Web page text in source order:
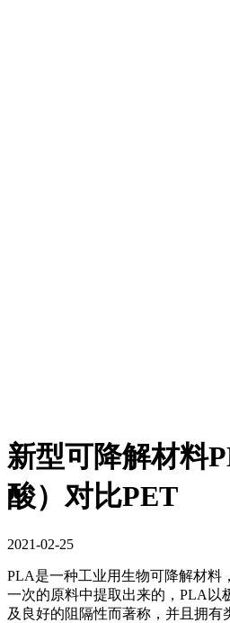
新型可降解材料
酸）对比PET
2021-02-25
PLA是一种工业用生物可降解材料
一次的原料中提取出来的， PLA 以
及良好的阻隔性而著称，并且拥有